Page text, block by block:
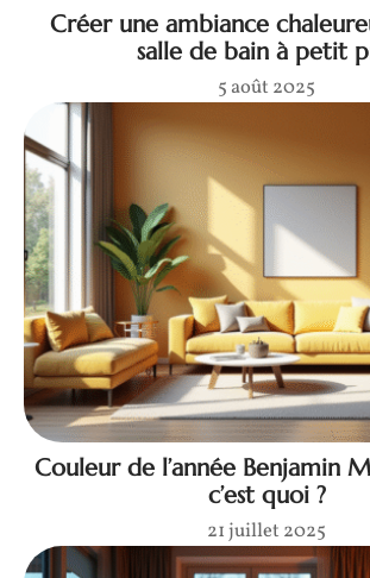
Créer une ambiance
salle de bain à petit
5 août 2025
Couleur de l’année Benjamin
c’est quoi ?
21 juillet 2025